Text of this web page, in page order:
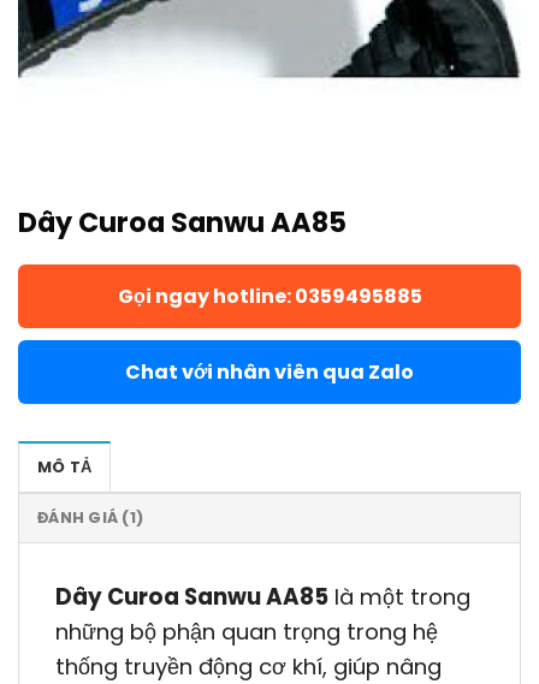
Dây Curoa Sanwu AA85
Gọi ngay hotline: 0359495885
Chat với nhân viên qua Zalo
MÔ TẢ
ĐÁNH GIÁ (1)
Dây Curoa Sanwu AA85 là một trong
những bộ phận quan trọng trong hệ
thống truyền động cơ khí, giúp nâng